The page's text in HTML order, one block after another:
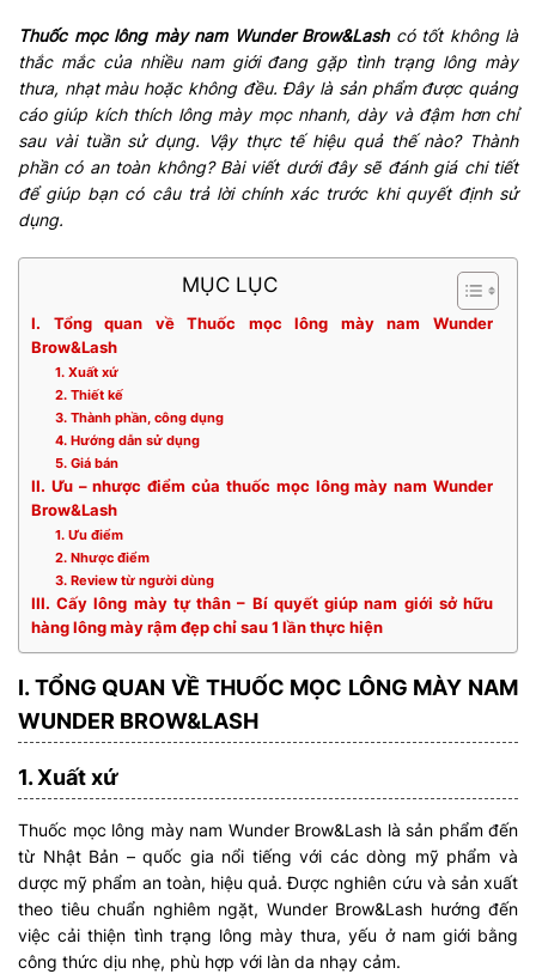
Thuốc mọc lông mày nam Wunder Brow&Lashcó tốt không là
thắc mắc của nhiều nam giới đang gặp tình trạng lông mày
thưa, nhạt màu hoặc không đều. Đây là sản phẩm được quảng
cáo giúp kích thích lông mày mọc nhanh, dày và đậm hơn chỉ
sau vài tuần sử dụng. Vậy thực tế hiệu quả thế nào? Thành
phần có an toàn không? Bài viết dưới đây sẽ đánh giá chi tiết
để giúp bạn có câu trả lời chính xác trước khi quyết định sử
dụng.
MỤC LỤC
I. Tổng quan về Thuốc mọc lông mày nam Wunder
Brow&Lash
1. Xuất xứ
2. Thiết kế
3. Thành phần, công dụng
4. Hướng dẫn sử dụng
5. Giá bán
II. Ưu – nhược điểm của thuốc mọc lông mày nam Wunder
Brow&Lash
1. Ưu điểm
2. Nhược điểm
3. Review từ người dùng
III. Cấy lông mày tự thân – Bí quyết giúp nam giới sở hữu
hàng lông mày rậm đẹp chỉ sau 1 lần thực hiện
I. TỔNG QUAN VỀ THUỐC MỌC LÔNG MÀY NAM
WUNDER BROW&LASH
1. Xuất xứ
Thuốc mọc lông mày nam Wunder Brow&Lash là sản phẩm đến
từ Nhật Bản – quốc gia nổi tiếng với các dòng mỹ phẩm và
dược mỹ phẩm an toàn, hiệu quả. Được nghiên cứu và sản xuất
theo tiêu chuẩn nghiêm ngặt, Wunder Brow&Lash hướng đến
việc cải thiện tình trạng lông mày thưa, yếu ở nam giới bằng
công thức dịu nhẹ, phù hợp với làn da nhạy cảm.